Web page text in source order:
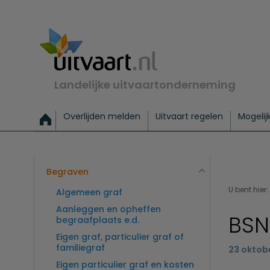
Landelijke uitvaartonderneming
Overlijden melden Uitvaart regelen
Exclusieve uitvaart Begrafenis Basis
Begraven
Algemeen graf
Aanleggen en opheffen
begraafplaats e.d.
Eigen graf, particulier graf of
familiegraf
Eigen particulier graf en kosten
U bent hier:
23